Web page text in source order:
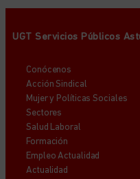
UGT Servicios Públicos
Conócenos
Acción Sindical
Mujer y Políticas Sociales
Sectores
Salud Laboral
Formación
Empleo Actualidad
Actualidad